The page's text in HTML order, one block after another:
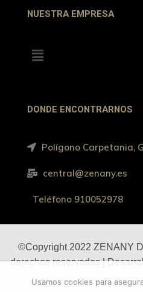
NUESTRA EMPRESA
DONDE ENCONTRARNOS
Polígono Carpetania,
central@zenany.es
Teléfono 910052978
©Copyright 2022 ZENANY
derechos reservados |
Usamos cookies para